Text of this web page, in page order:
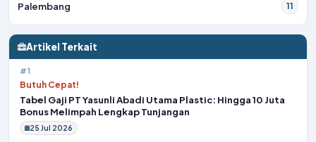
#1
Butuh Cepat!
Tabel Gaji PT Yasunli Abadi Utama Plastic: Hingga 10 Juta
25 Jul 2026
#2
Dibutuhkan
Besaran Gaji PT X Motors Internasional Group: Hingga 18